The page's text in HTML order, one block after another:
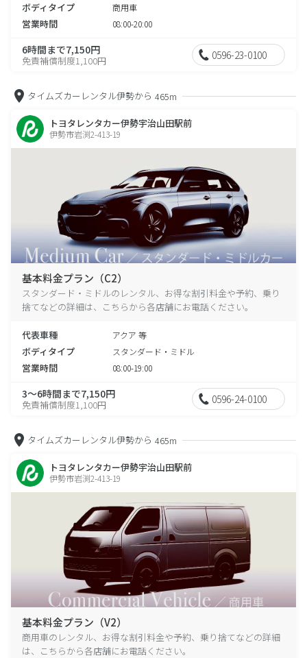
ボディタイプ 商用車
営業時間 08:00-20:00
6時間まで7,150円
免責補償制度1,100円 0596-23-0100
タイムズカーレンタル伊勢から 465m
トヨタレンタカー伊勢宇治山田駅前
伊勢市岩渕2-413-19
基本料金プラン（C2）
スタンダード・ミドルのレンタル、お得な割引料金や予約、乗り
捨てなどの詳細は、こちらから各店舗にお電話ください。
代表車種 アクア 等
ボディタイプ スタンダード・ミドル
営業時間 08:00-19:00
3～6時間まで7,150円
免責補償制度1,100円 0596-24-0100
タイムズカーレンタル伊勢から 465m
トヨタレンタカー伊勢宇治山田駅前
伊勢市岩渕2-413-19
基本料金プラン（V2）
商用車のレンタル、お得な割引料金や予約、乗り捨てなどの詳細
は、こちらから各店舗にお電話ください。